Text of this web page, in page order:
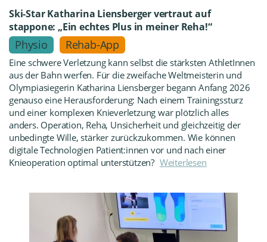
Ski-Star Katharina Liensberger vertraut auf
stappone: „Ein echtes Plus in meiner Reha!“
Physio Rehab-App
Eine schwere Verletzung kann selbst die stärksten AthletInnen
aus der Bahn werfen. Für die zweifache Weltmeisterin und
Olympiasiegerin Katharina Liensberger begann Anfang 2026
genauso eine Herausforderung: Nach einem Trainingssturz
und einer komplexen Knieverletzung war plötzlich alles
anders. Operation, Reha, Unsicherheit und gleichzeitig der
unbedingte Wille, stärker zurückzukommen. Wie können
digitale Technologien Patient:innen vor und nach einer
Knieoperation optimal unterstützen? Weiterlesen